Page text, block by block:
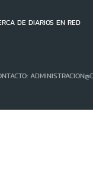
DE DIARIOS EN RED